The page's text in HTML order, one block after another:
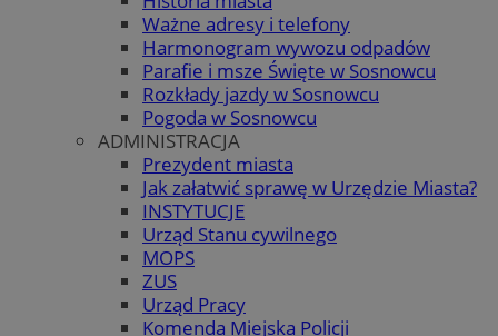
Ważne adresy i telefony
Harmonogram wywozu odpadów
Parafie i msze Święte w Sosnowcu
Rozkłady jazdy w Sosnowcu
Pogoda w Sosnowcu
ADMINISTRACJA
Prezydent miasta
Jak załatwić sprawę w Urzędzie Miasta?
INSTYTUCJE
Urząd Stanu cywilnego
MOPS
ZUS
Urząd Pracy
Komenda Miejska Policji